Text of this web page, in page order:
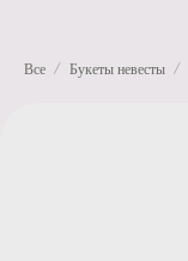
Все Букеты невесты